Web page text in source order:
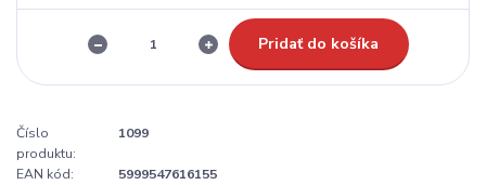
Pridať do košíka
Číslo
produktu:
1099
EAN kód:
5999547616155